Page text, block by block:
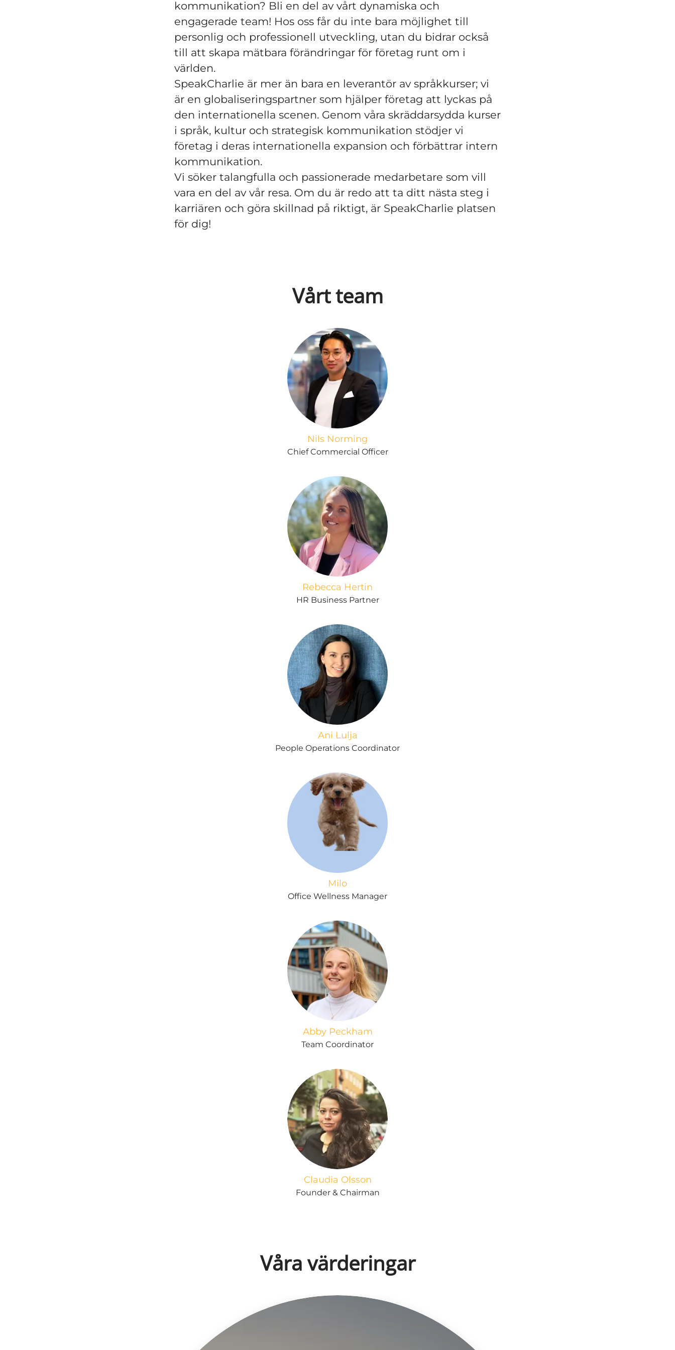
kommunikation? Bli en del av vårt dynamiska och
engagerade team! Hos oss får du inte bara möjlighet till
personlig och professionell utveckling, utan du bidrar också
till att skapa mätbara förändringar för företag runt om i
världen.
SpeakCharlie är mer än bara en leverantör av språkkurser; vi
är en globaliseringspartner som hjälper företag att lyckas på
den internationella scenen. Genom våra skräddarsydda kurser
i språk, kultur och strategisk kommunikation stödjer vi
företag i deras internationella expansion och förbättrar intern
kommunikation.
Vi söker talangfulla och passionerade medarbetare som vill
vara en del av vår resa. Om du är redo att ta ditt nästa steg i
karriären och göra skillnad på riktigt, är SpeakCharlie platsen
för dig!
Vårt team
Nils Norming
Chief Commercial Officer
Rebecca Hertin
HR Business Partner
Ani Lulja
People Operations Coordinator
Milo
Office Wellness Manager
Abby Peckham
Team Coordinator
Claudia Olsson
Founder & Chairman
Våra värderingar